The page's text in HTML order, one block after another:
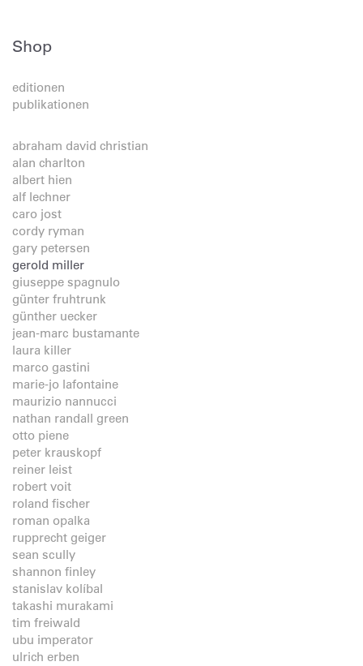
Shop
editionen
publikationen
abraham david christian
alan charlton
albert hien
alf lechner
caro jost
cordy ryman
gary petersen
gerold miller
giuseppe spagnulo
günter fruhtrunk
günther uecker
jean-marc bustamante
laura killer
marco gastini
marie-jo lafontaine
maurizio nannucci
nathan randall green
otto piene
peter krauskopf
reiner leist
robert voit
roland fischer
roman opalka
rupprecht geiger
sean scully
shannon finley
stanislav kolíbal
takashi murakami
tim freiwald
ubu imperator
ulrich erben